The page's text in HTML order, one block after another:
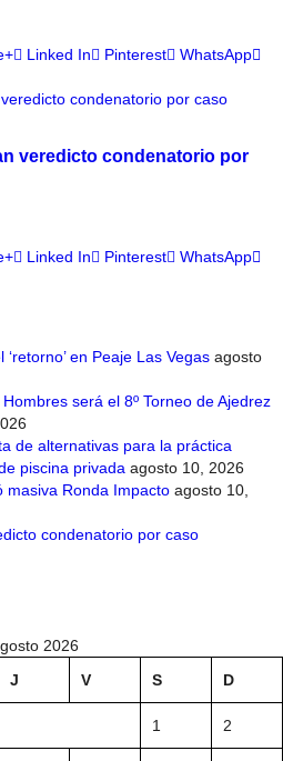
Linked In Pinterest
WhatsApp
veredicto condenatorio por
Linked In Pinterest
WhatsApp
en Peaje Las Vegas agosto
será el 8º Torneo de Ajedrez
de alternativas para la práctica
piscina privada agosto 10, 2026
masiva Ronda Impacto agosto 10,
condenatorio por caso
2026
J V S D
1 2